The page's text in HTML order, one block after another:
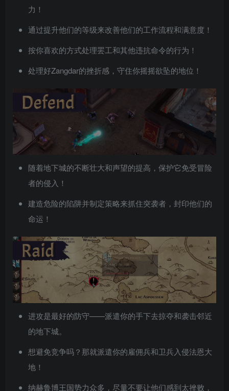
力！
通过提升他们的等级来改善他们的工作流程和满意度！
按你喜欢的方式处理罢工和其他违抗命令的行为！
处理好Zangdar的挫折感，守住你摇摇欲坠的地位！
随着地下城的不断壮大和声望的提高，保护它免受冒险
者的侵入！
建造危险的陷阱并制定策略来抓住突袭者，封印他们的
命运！
进攻是最好的防守——派遣你的手下去掠夺和袭击邻近
的地下城。
想避免竞争吗？那就派遣你的雇佣兵和卫兵入侵法恩大
地！
纳赫鲁博王国势力众多，尽量不要让他们感到太挫败，